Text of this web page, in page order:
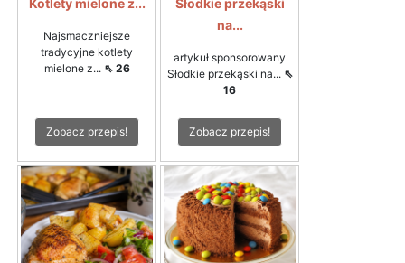
Najsmaczniejsze
tradycyjne kotlety
mielone z... ⇖ 26
Zobacz przepis!
na...
artykuł sponsorowany
Słodkie przekąski na... ⇖
16
Zobacz przepis!